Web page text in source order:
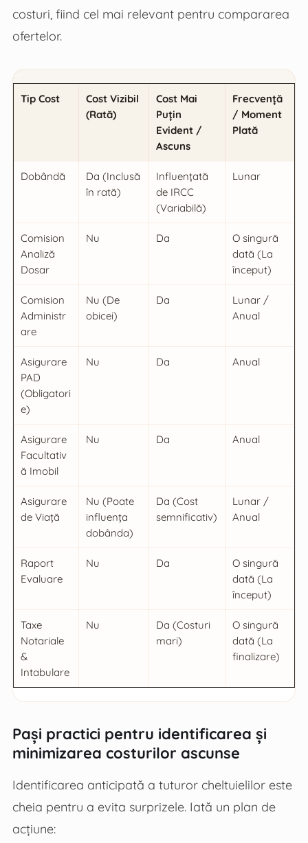
costuri, fiind cel mai relevant pentru compararea
ofertelor.
Tip Cost
Cost Vizibil
(Rată)
Cost Mai
Puțin
Evident /
Ascuns
Frecvență
/ Moment
Plată
Dobândă
Da (Inclusă
în rată)
Influențată
de IRCC
(Variabilă)
Lunar
Comision
Analiză
Dosar
Nu Da
O singură
dată (La
început)
Comision
Administr
are
Nu (De
obicei)
Da
Lunar /
Anual
Asigurare
PAD
(Obligatori
e)
Nu Da Anual
Asigurare
Facultativ
ă Imobil
Nu Da Anual
Asigurare
de Viață
Nu (Poate
influența
dobânda)
Da (Cost
semnificativ)
Lunar /
Anual
Raport
Evaluare
Nu Da
O singură
dată (La
început)
Taxe
Notariale
&
Intabulare
Nu
Da (Costuri
mari)
O singură
dată (La
finalizare)
Pași practici pentru identificarea și
minimizarea costurilor ascunse
Identificarea anticipată a tuturor cheltuielilor este
cheia pentru a evita surprizele. Iată un plan de
acțiune: